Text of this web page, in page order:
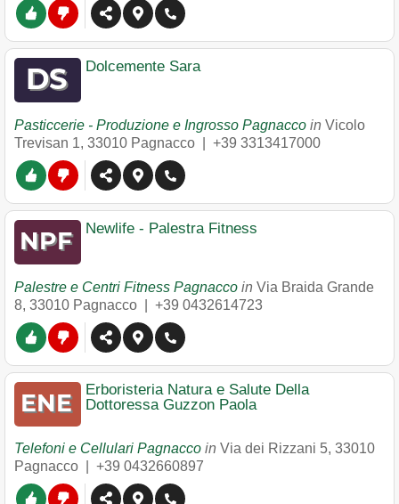
Dolcemente Sara
Pasticcerie - Produzione e Ingrosso Pagnacco in Vicolo
Trevisan 1, 33010 Pagnacco +39 3313417000
Newlife - Palestra Fitness
Palestre e Centri Fitness Pagnacco in Via Braida Grande
8, 33010 Pagnacco +39 0432614723
Erboristeria Natura e Salute Della
Dottoressa Guzzon Paola
Telefoni e Cellulari Pagnacco in Via dei Rizzani 5, 33010
Pagnacco
+39 0432660897